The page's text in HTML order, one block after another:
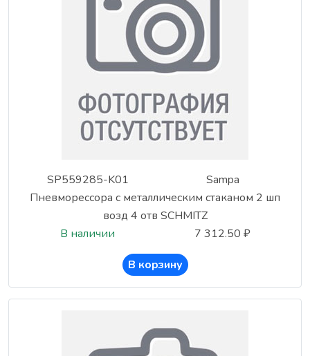
SP559285-K01
Sampa
Пневморессора с металлическим стаканом 2 шп
возд 4 отв SCHMITZ
В наличии
7 312.50 ₽
В корзину